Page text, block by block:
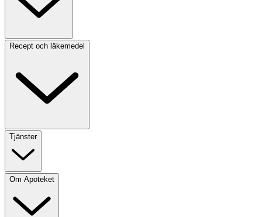
Recept och läkemedel
Tjänster
Om Apoteket